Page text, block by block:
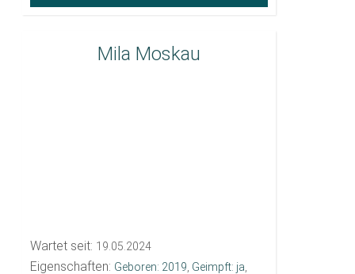
Mila Moskau
Wartet seit: 19.05.2024
Eigenschaften: Geboren: 2019 Geimpft: ja